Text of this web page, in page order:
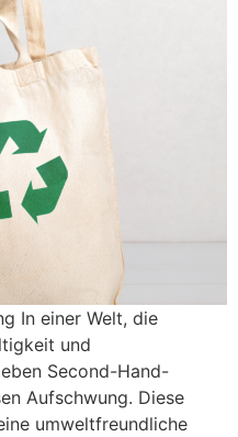
In einer Welt, die
und
Second-Hand-
Aufschwung. Diese
umweltfreundliche